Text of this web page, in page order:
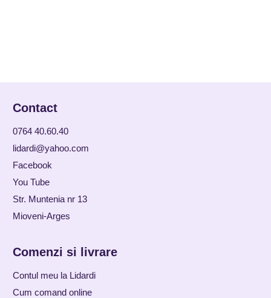
Contact
0764 40.60.40
lidardi@yahoo.com
Facebook
You Tube
Str. Muntenia nr 13
Mioveni-Arges
Comenzi si livrare
Contul meu la Lidardi
Cum comand online